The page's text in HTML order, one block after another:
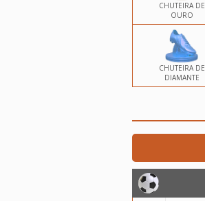
CHUTEIRA DE
OURO
CHUTEIRA DE
DIAMANTE